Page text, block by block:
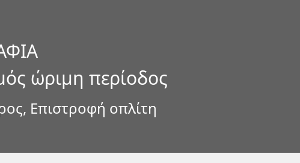
ώριμη περίοδος
Επιστροφή οπλίτη